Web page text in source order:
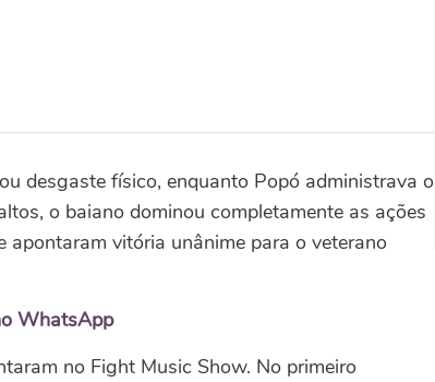
desgaste físico, enquanto Popó administrava o
o baiano dominou completamente as ações
apontaram vitória unânime para o veterano
WhatsApp
no Fight Music Show. No primeiro